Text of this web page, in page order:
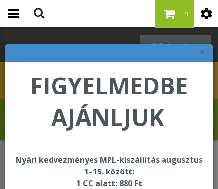
×
FIGYELMEDBE
AJÁNLJUK
Nyári kedvezményes MPL-kiszállítás augusztus
1–15. között:
1 CC alatt: 880 Ft
Bejelentkezés
0
Molnár Tibor üdvözli Önt a Forever Living
internetes áruházában!
ELÉRHETŐSÉGEINK